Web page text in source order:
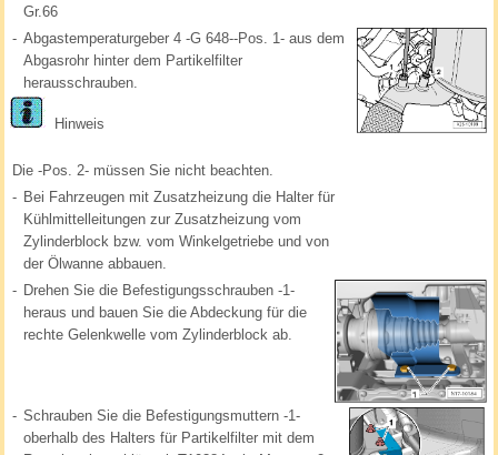
Gr.66
- Abgastemperaturgeber 4 -G 648--Pos. 1- aus dem
Abgasrohr hinter dem Partikelfilter
herausschrauben.
Hinweis
Die -Pos. 2- müssen Sie nicht beachten.
- Bei Fahrzeugen mit Zusatzheizung die Halter für
Kühlmittelleitungen zur Zusatzheizung vom
Zylinderblock bzw. vom Winkelgetriebe und von
der Ölwanne abbauen.
- Drehen Sie die Befestigungsschrauben -1-
heraus und bauen Sie die Abdeckung für die
rechte Gelenkwelle vom Zylinderblock ab.
- Schrauben Sie die Befestigungsmuttern -1-
oberhalb des Halters für Partikelfilter mit dem